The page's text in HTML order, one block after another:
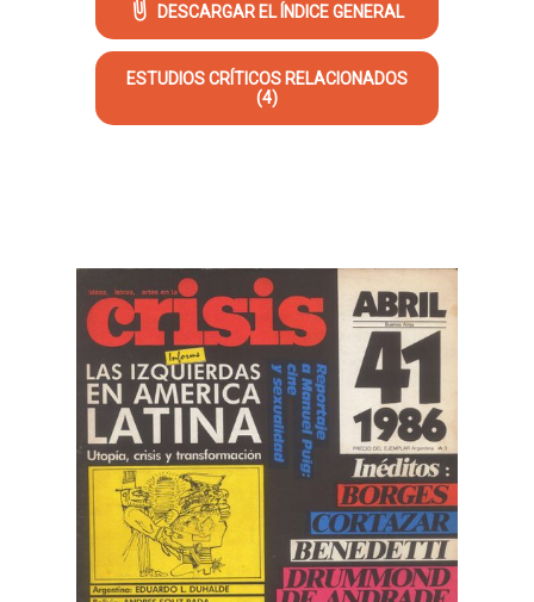
DESCARGAR EL ÍNDICE GENERAL
ESTUDIOS CRÍTICOS RELACIONADOS
(4)